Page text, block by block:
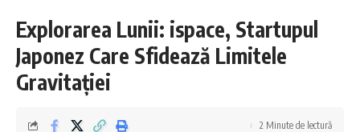
Explorarea Lunii: ispace, Startupul
Japonez Care Sfidează Limitele
Gravitației
2 Minute de lectură